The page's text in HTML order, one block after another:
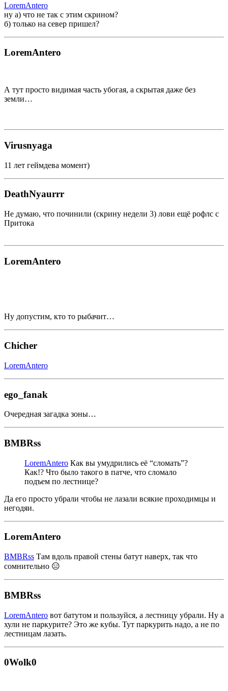
LoremAntero
ну а) что не так с этим скрином?
б) только на север пришел?
LoremAntero
А тут просто видимая часть убогая, а скрытая даже без
земли…
Virusnyaga
11 лет геймдева момент)
DeathNyaurrr
Не думаю, что починили (скрину недели 3) лови ещё рофлс с
Притока
LoremAntero
Ну допустим, кто то рыбачит…
Chicher
LoremAntero
ego_fanak
Очередная загадка зоны…
BMBRss
LoremAntero Как вы умудрились её “сломать”?
Как!? Что было такого в патче, что сломало
подъем по лестнице?
Да его просто убрали чтобы не лазали всякие проходимцы и
негодяи.
LoremAntero
BMBRss Там вдоль правой стены батут наверх, так что
сомнительно 😑
BMBRss
LoremAntero вот батутом и пользуйся, а лестницу убрали. Ну а
хули не паркурите? Это же кубы. Тут паркурить надо, а не по
лестницам лазать.
0Wolk0